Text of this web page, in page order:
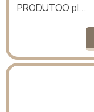
PRODUTOO pl...